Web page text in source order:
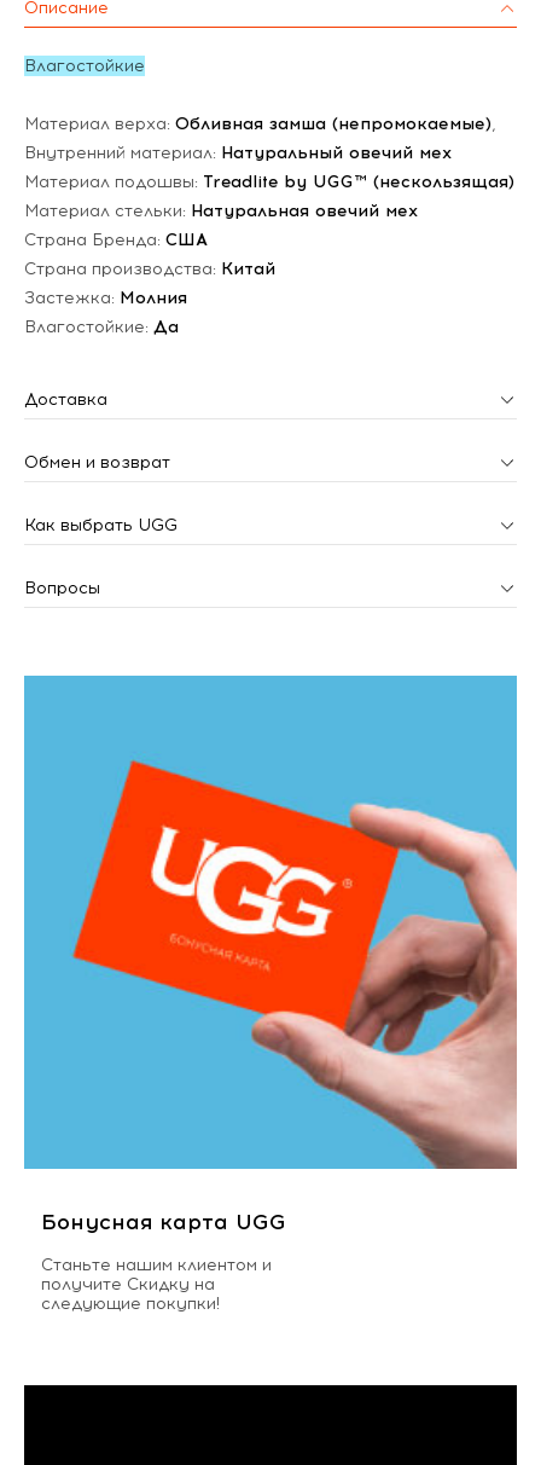
Описание
Влагостойкие
Материал верха: Обливная замша (непромокаемые),
Внутренний материал: Натуральный овечий мех
Материал подошвы: Treadlite by UGG™ (нескользящая)
Материал стельки: Натуральная овечий мех
Страна Бренда: США
Страна производства: Китай
Застежка: Молния
Влагостойкие: Да
Доставка
Обмен и возврат
Как выбрать UGG
Вопросы
Бонусная карта UGG
Станьте нашим клиентом и
получите Скидку на
следующие покупки!